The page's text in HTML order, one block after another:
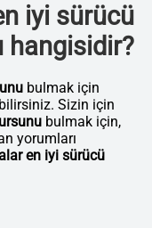
iyi sürücü
hangisidir?
bulmak için
Sizin için
bulmak için,
yorumları
en iyi sürücü